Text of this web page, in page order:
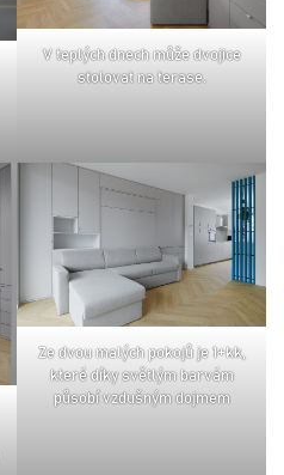
v teplých dnech může dvojice
stolovat na terase.
ze dvou malých pokojů je 1+kk,
které díky světlým barvám
působí vzdušným dojmem